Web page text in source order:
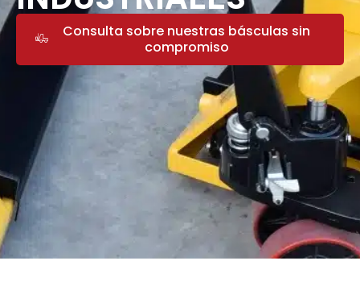
Consulta sobre nuestras básculas sin
compromiso